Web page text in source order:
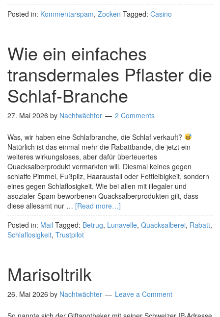
Posted in: Kommentarspam, Zocken Tagged: Casino
Wie ein einfaches
transdermales Pflaster die
Schlaf-Branche
27. Mai 2026 by Nachtwächter 2 Comments
Was, wir haben eine Schlafbranche, die Schlaf verkauft?
Natürlich ist das einmal mehr die Rabattbande, die jetzt ein
weiteres wirkungsloses, aber dafür überteuertes
Quacksalberprodukt vermarkten will. Diesmal keines gegen
schlaffe Pimmel, Fußpilz, Haarausfall oder Fettleibigkeit, sondern
eines gegen Schlaflosigkeit. Wie bei allen mit illegaler und
asozialer Spam beworbenen Quacksalberprodukten gilt, dass
diese allesamt nur … [Read more…]
Posted in: Mail Tagged: Betrug, Lunavelle, Quacksalberei, Rabatt,
Schlaflosigkeit, Trustpilot
Marisoltrilk
26. Mai 2026 by Nachtwächter Leave a Comment